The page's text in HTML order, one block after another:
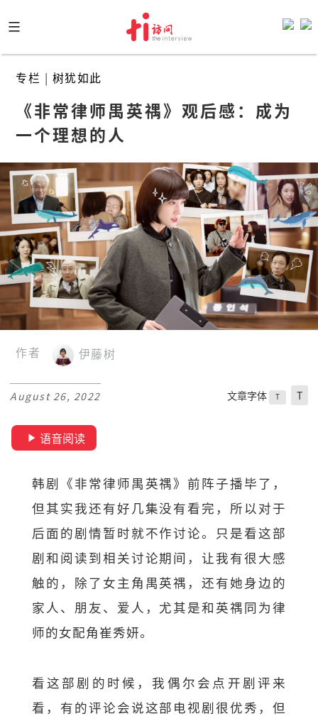
to
content
专栏 | 树犹如此
《非常律师禺英禑》观后感：成为
一个理想的人
作者 伊藤树
August 26, 2022 文章字体 T T
语音阅读
韩剧《非常律师禺英禑》前阵子播毕了，
但其实我还有好几集没有看完，所以对于
后面的剧情暂时就不作讨论。只是看这部
剧和阅读到相关讨论期间，让我有很大感
触的，除了女主角禺英禑，还有她身边的
家人、朋友、爱人，尤其是和英禑同为律
师的女配角崔秀妍。
看这部剧的时候，我偶尔会点开剧评来
看，有的评论会说这部电视剧很优秀，但